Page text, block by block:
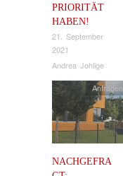
PRIORITÄT
HABEN!
21. September
2021
Andrea Johlige
NACHGEFRA
Anfragen